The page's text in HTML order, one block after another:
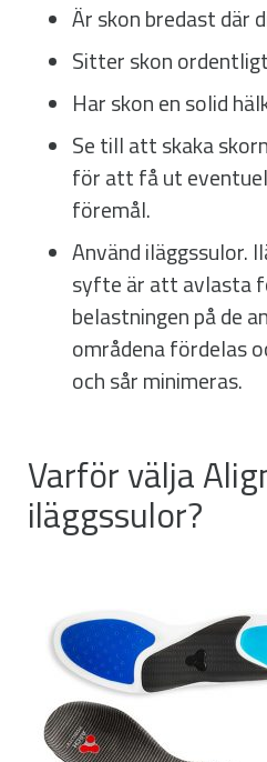
Är skon bredast där
Sitter skon
Har skon en solid
Se till att skaka
för att få ut
föremål.
Använd iläggssulor.
syfte är att avlasta
belastningen på de
områdena fördelas
och sår minimeras.
Varför välja
iläggssulor?